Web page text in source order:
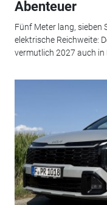
Abenteuer
Fünf Meter lang, sieben
elektrische Reichweite:
vermutlich 2027 auch in